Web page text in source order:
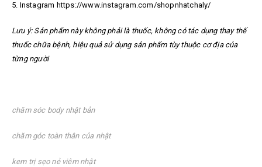
5. Instagram https://www.instagram.com/shopnhatchaly/
Lưu ý: Sản phẩm này không phải là thuốc, không có tác dụng thay thế
thuốc chữa bệnh, hiệu quả sử dụng sản phẩm tùy thuộc cơ địa của
từng người
chăm sóc body nhật bản
chăm góc toàn thân của nhật
kem trị sẹo nẻ viêm nhật